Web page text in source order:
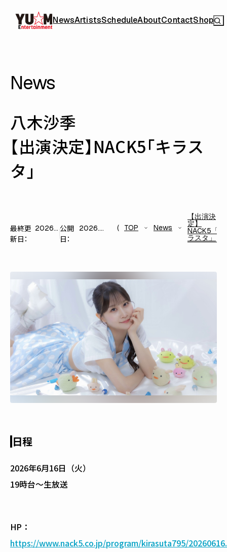
NewsArtistsScheduleAboutContactShop
News
八木沙季
【出演決定】NACK5「キラス
タ」
最終更
新日：
2026.06.12 公開
日：
2026.06.12 TOP News
【出演決
定】
NACK5「キ
ラスタ」
日程
2026年6月16日（火）
19時台〜生放送
HP：
https://www.nack5.co.jp/program/kirasuta795/